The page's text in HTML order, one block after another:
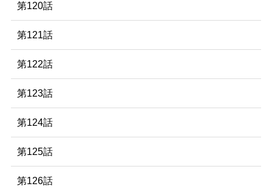
第120話
第121話
第122話
第123話
第124話
第125話
第126話